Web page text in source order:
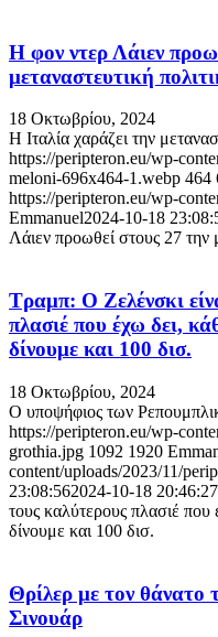
Η φον ντερ Λάιεν
μεταναστευτική
18 Οκτωβρίου, 2024
Η Ιταλία χαράζει την
https://peripteron.eu/wp-
meloni-696x464-1.webp 464
https://peripteron.eu/wp-
Emmanuel2024-10-18
Λάιεν προωθεί στους 27 την
Τραμπ: Ο Ζελένσκι
πλασιέ που έχω δει,
δίνουμε και 100 δισ.
18 Οκτωβρίου, 2024
Ο υποψήφιος των
https://peripteron.eu/wp-
grothia.jpg 1092 1920
content/uploads/2023/11/
23:08:562024-10-18 20:46:27
τους καλύτερους πλασιέ
δίνουμε και 100 δισ.
Θρίλερ με τον θάνατο
Σινουάρ